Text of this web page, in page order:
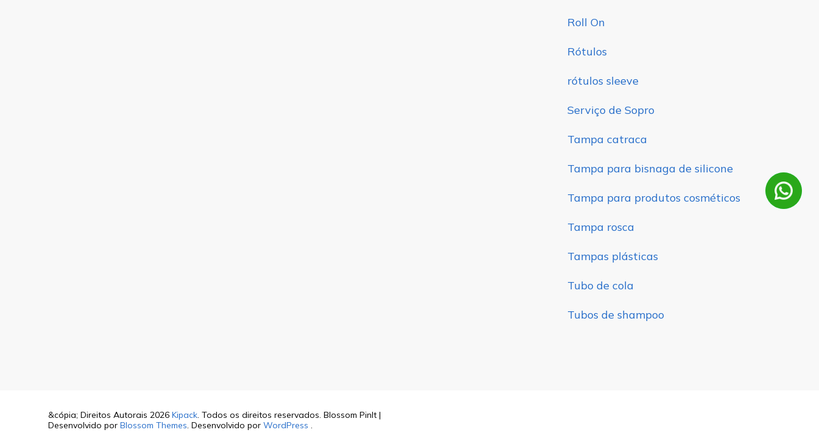
Roll On
Rótulos
rótulos sleeve
Serviço de Sopro
Tampa catraca
Tampa para bisnaga de silicone
Tampa para produtos cosméticos
Tampa rosca
Tampas plásticas
Tubo de cola
Tubos de shampoo
&cópia; Direitos Autorais 2026 Kipack. Todos os direitos reservados. Blossom PinIt |
Desenvolvido por Blossom Themes. Desenvolvido por WordPress .